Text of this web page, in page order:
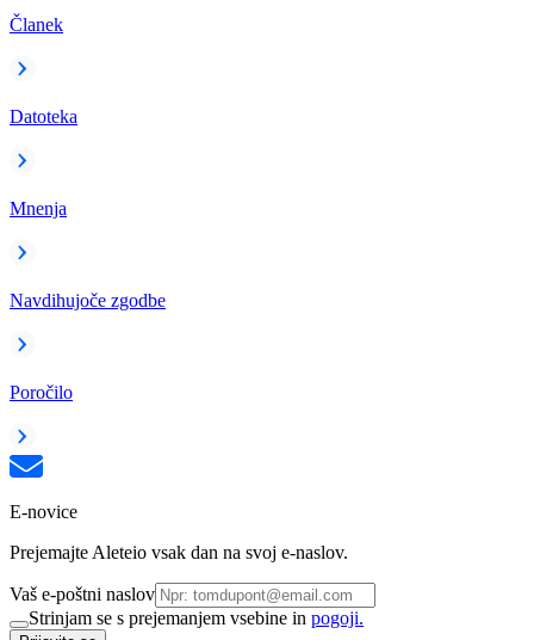
Članek
Datoteka
Mnenja
Navdihujoče zgodbe
Poročilo
E-novice
Prejemajte Aleteio vsak dan na svoj e-naslov.
Vaš e-poštni naslov
Strinjam se s prejemanjem vsebine in pogoji.